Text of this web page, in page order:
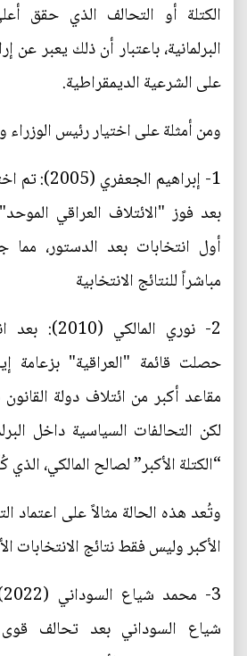
الكتلة أو التحالف الذي حقق
البرلمانية، باعتبار أن ذلك يعبر عن
على الشرعية الديمقراطية.
ومن أمثلة على اختيار رئيس الوزراء
1- إبراهيم
بعد فوز "الائتلاف العراقي
أول انتخابات بعد الدستور، مما
مباشراً للنتائج الانتخابية
حصلت قائمة "العراقية" بزعامة
مقاعد أكبر من ائتلاف دولة القانون
لكن التحالفات السياسية داخل
“الكتلة الأكبر” لصالح المالكي،
وتُعد هذه الحالة مثالاً على اعتماد
الأكبر وليس فقط نتائج الانتخابات
شياع السوداني بعد تحالف قوى